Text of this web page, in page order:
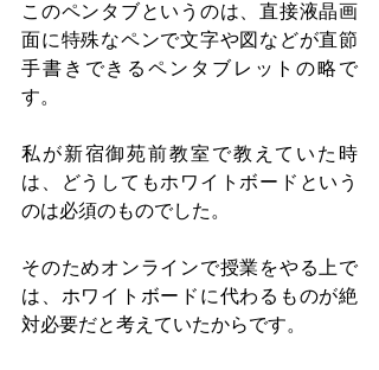
このペンタブというのは、直接液晶画
面に特殊なペンで文字や図などが直節
手書きできるペンタブレットの略で
す。
私が新宿御苑前教室で教えていた時
は、どうしてもホワイトボードという
のは必須のものでした。
そのためオンラインで授業をやる上で
は、ホワイトボードに代わるものが絶
対必要だと考えていたからです。